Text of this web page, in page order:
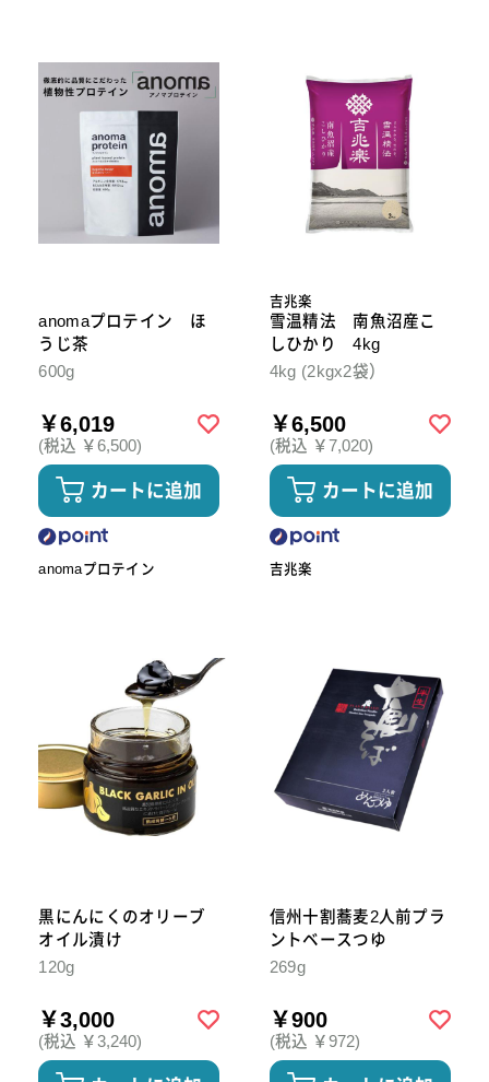
anomaプロテイン ほ
うじ茶
600g
￥6,019
(税込 ￥6,500)
カートに追加
anomaプロテイン
吉兆楽
雪温精法 南魚沼産こ
しひかり 4kg
4kg (2kgx2袋）
￥6,500
(税込 ￥7,020)
カートに追加
吉兆楽
黒にんにくのオリーブ
オイル漬け
120g
￥3,000
(税込 ￥3,240)
信州十割蕎麦2人前プラ
ントベースつゆ
269g
￥900
(税込 ￥972)